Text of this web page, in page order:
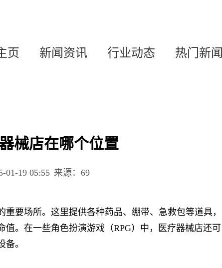
页 新闻资讯 行业动态 热门新闻
械店在哪个位置
01-19 05:55 来源：69
要场所。这里提供各种药品、绷带、急救包等道具，
。在一些角色扮演游戏（RPG）中，医疗器械店还可
。